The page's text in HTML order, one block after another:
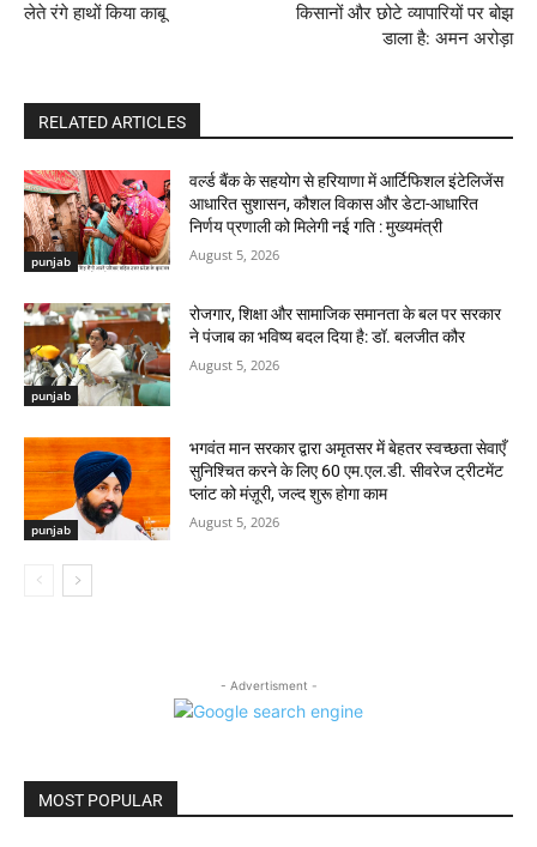
लेते रंगे हाथों किया काबू
किसानों और छोटे व्यापारियों पर बोझ
डाला है: अमन अरोड़ा
RELATED ARTICLES
punjab
वर्ल्ड बैंक के सहयोग से हरियाणा में आर्टिफिशल इंटेलिजेंस
आधारित सुशासन, कौशल विकास और डेटा-आधारित
निर्णय प्रणाली को मिलेगी नई गति : मुख्यमंत्री
August 5, 2026
punjab
रोजगार, शिक्षा और सामाजिक समानता के बल पर सरकार
ने पंजाब का भविष्य बदल दिया है: डॉ. बलजीत कौर
August 5, 2026
punjab
भगवंत मान सरकार द्वारा अमृतसर में बेहतर स्वच्छता सेवाएँ
सुनिश्चित करने के लिए 60 एम.एल.डी. सीवरेज ट्रीटमेंट
प्लांट को मंज़ूरी, जल्द शुरू होगा काम
August 5, 2026
- Advertisment -
MOST POPULAR